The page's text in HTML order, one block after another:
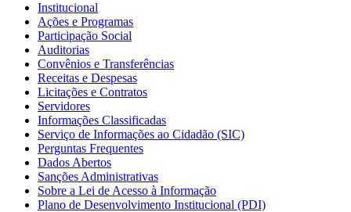
Institucional
Ações e Programas
Participação Social
Auditorias
Convênios e Transferências
Receitas e Despesas
Licitações e Contratos
Servidores
Informações Classificadas
Serviço de Informações ao Cidadão (SIC)
Perguntas Frequentes
Dados Abertos
Sanções Administrativas
Sobre a Lei de Acesso à Informação
Plano de Desenvolvimento Institucional (PDI)